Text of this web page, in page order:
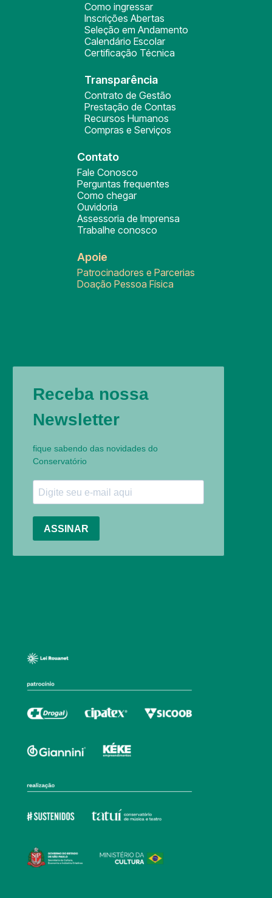
Como ingressar
Inscrições Abertas
Seleção em Andamento
Calendário Escolar
Certificação Técnica
Transparência
Contrato de Gestão
Prestação de Contas
Recursos Humanos
Compras e Serviços
Contato
Fale Conosco
Perguntas frequentes
Como chegar
Ouvidoria
Assessoria de Imprensa
Trabalhe conosco
Apoie
Patrocinadores e Parcerias
Doação Pessoa Física